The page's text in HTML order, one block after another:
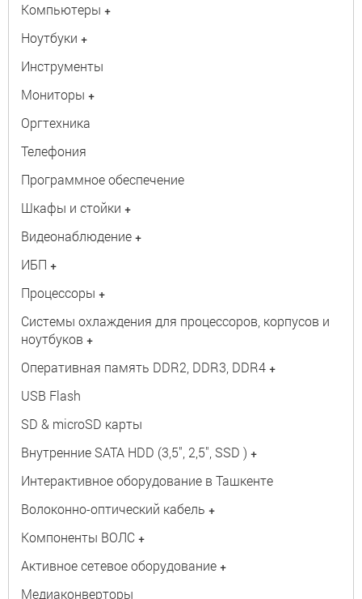
Компьютеры +
Ноутбуки +
Инструменты
Мониторы +
Оргтехника
Телефония
Программное обеспечение
Шкафы и стойки +
Видеонаблюдение +
ИБП +
Процессоры +
Системы охлаждения для процессоров, корпусов и
ноутбуков +
Оперативная память DDR2, DDR3, DDR4 +
USB Flash
SD & microSD карты
Внутренние SATA HDD (3,5", 2,5", SSD ) +
Интерактивное оборудование в Ташкенте
Волоконно-оптический кабель +
Компоненты ВОЛС +
Активное сетевое оборудование +
Медиаконверторы